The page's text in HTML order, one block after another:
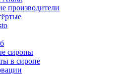
производители
сиропы
в сиропе